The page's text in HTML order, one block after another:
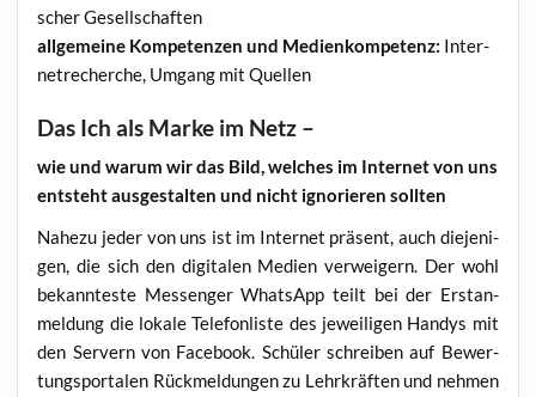
scher Gesellschaften
all­ge­mei­ne Kom­pe­ten­zen und Medi­en­kom­pe­tenz: Inter­
net­re­cher­che, Umgang mit Quellen
Das Ich als Marke im Netz –
wie und war­um wir das Bild, wel­ches im Inter­net von uns
ent­steht aus­ge­stal­ten und nicht igno­rie­ren sollten
Nahe­zu jeder von uns ist im Inter­net prä­sent, auch die­je­ni­
gen, die sich den digi­ta­len Medi­en ver­wei­gern. Der wohl
bekann­tes­te Mes­sen­ger Whats­App teilt bei der Erst­an­
mel­dung die loka­le Tele­fon­lis­te des jewei­li­gen Han­dys mit
den Ser­vern von Face­book. Schü­ler schrei­ben auf Bewer­
tungs­por­ta­len Rück­mel­dun­gen zu Lehr­kräf­ten und neh­men